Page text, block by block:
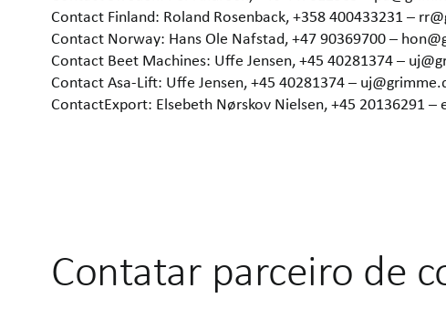
Contact Finland: Roland Rosenback, +358 400433231 –
Contact Norway: Hans Ole Nafstad, +47 90369700 –
Contact Beet Machines: Uffe Jensen, +45 40281374 –
Contact Asa-Lift: Uffe Jensen, +45 40281374 –
ContactExport: Elsebeth Nørskov Nielsen, +45 20136291 –
Contatar parceiro de